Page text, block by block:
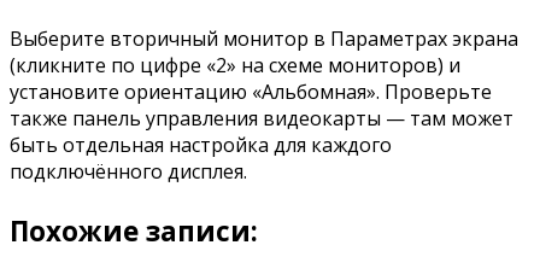
Выберите вторичный монитор в Параметрах экрана
(кликните по цифре «2» на схеме мониторов) и
установите ориентацию «Альбомная». Проверьте
также панель управления видеокарты — там может
быть отдельная настройка для каждого
подключённого дисплея.
Похожие записи: